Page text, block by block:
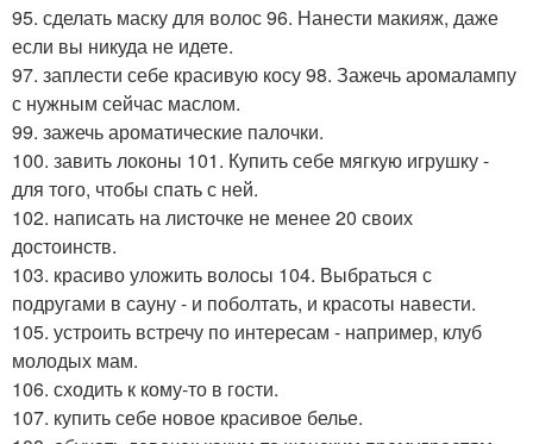
95. сделать маску для волос 96. Нанести макияж, даже
если вы никуда не идете.
97. заплести себе красивую косу 98. Зажечь аромалампу
с нужным сейчас маслом.
99. зажечь ароматические палочки.
100. завить локоны 101. Купить себе мягкую игрушку -
для того, чтобы спать с ней.
102. написать на листочке не менее 20 своих
достоинств.
103. красиво уложить волосы 104. Выбраться с
подругами в сауну - и поболтать, и красоты навести.
105. устроить встречу по интересам - например, клуб
молодых мам.
106. сходить к кому-то в гости.
107. купить себе новое красивое белье.